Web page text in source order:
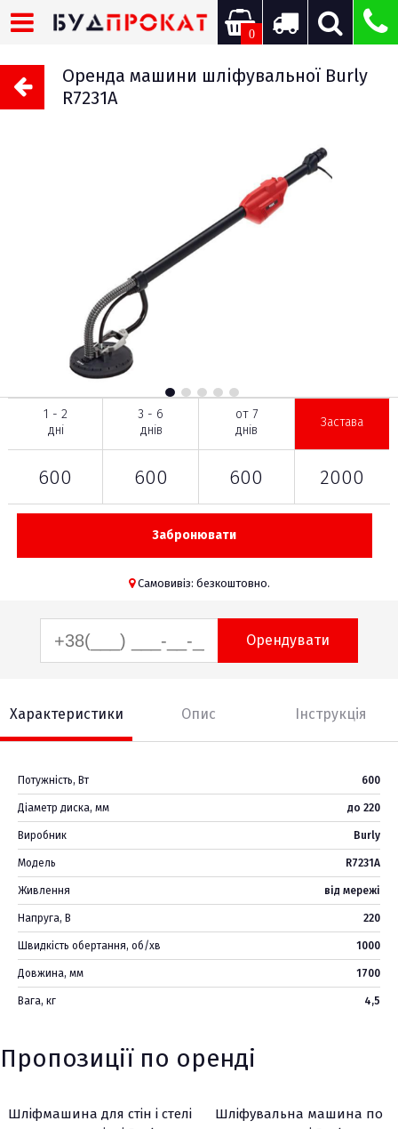
0
Оренда машини шліфувальної Burly
R7231A
1 - 2
дні
600
3 - 6
днів
600
от 7
днів
600
Застава
2000
Забронювати
Самовивіз: безкоштовно.
Орендувати
Характеристики Опис Інструкція
Потужність, Вт 600
Діаметр диска, мм до 220
Виробник Burly
Модель R7231A
Живлення від мережі
Напруга, В 220
Швидкість обертання, об/хв 1000
Довжина, мм 1700
Вага, кг 4,5
Пропозиції по оренді
Шліфмашина для стін і стелі
Шліфувальна машина по